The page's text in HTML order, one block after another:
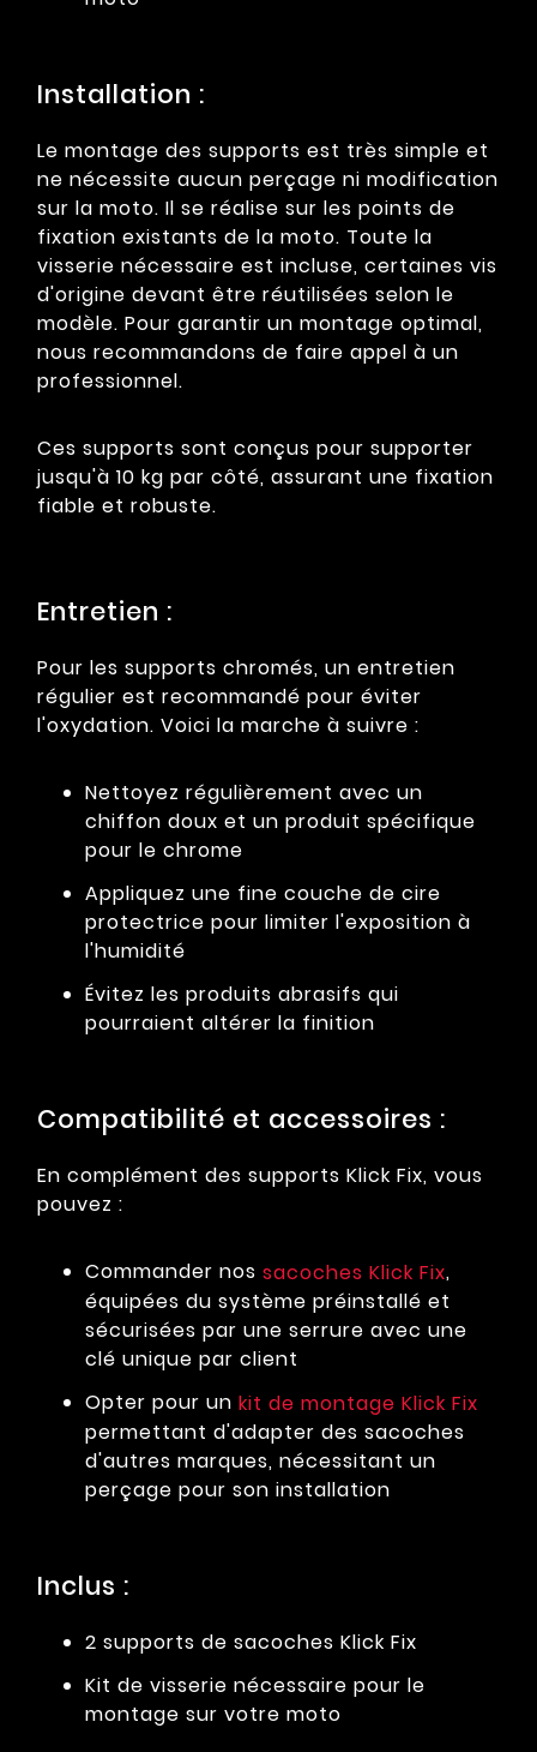
Installation :
Le montage des supports est très simple et
ne nécessite aucun perçage ni modification
sur la moto. Il se réalise sur les points de
fixation existants de la moto. Toute la
visserie nécessaire est incluse, certaines vis
d'origine devant être réutilisées selon le
modèle. Pour garantir un montage optimal,
nous recommandons de faire appel à un
professionnel.
Ces supports sont conçus pour supporter
jusqu'à 10 kg par côté, assurant une fixation
fiable et robuste.
Entretien :
Pour les supports chromés, un entretien
régulier est recommandé pour éviter
l'oxydation. Voici la marche à suivre :
Nettoyez régulièrement avec un
chiffon doux et un produit spécifique
pour le chrome
Appliquez une fine couche de cire
protectrice pour limiter l'exposition à
l'humidité
Évitez les produits abrasifs qui
pourraient altérer la finition
Compatibilité et accessoires :
En complément des supports Klick Fix, vous
pouvez :
Commander nos sacoches Klick Fix,
équipées du système préinstallé et
sécurisées par une serrure avec une
clé unique par client
Opter pour un kit de montage Klick Fix
permettant d'adapter des sacoches
d'autres marques, nécessitant un
perçage pour son installation
Inclus :
2 supports de sacoches Klick Fix
Kit de visserie nécessaire pour le
montage sur votre moto